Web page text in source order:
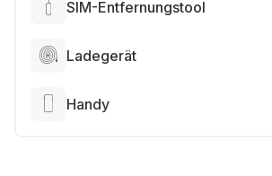
SIM-Entfernungstool
Ladegerät
Handy